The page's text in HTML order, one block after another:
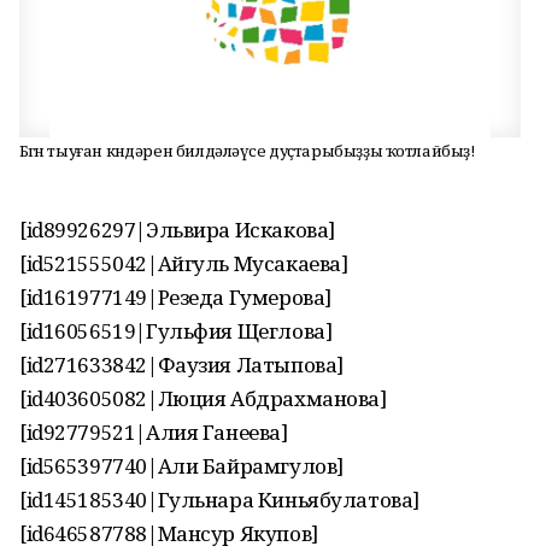
Бөгөн тыуған көндәрен билдәләүсе дуҫтарыбыҙҙы ҡотлайбыҙ!
[id89926297|Эльвира Искакова]
[id521555042|Айгуль Мусакаева]
[id161977149|Резеда Гумерова]
[id16056519|Гульфия Щеглова]
[id271633842|Фаузия Латыпова]
[id403605082|Люция Абдрахманова]
[id92779521|Алия Ганеева]
[id565397740|Али Байрамгулов]
[id145185340|Гульнара Киньябулатова]
[id646587788|Мансур Якупов]